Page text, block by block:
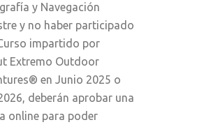
y Navegación
y no haber participado
impartido por
Extremo Outdoor
en Junio 2025 o
deberán aprobar una
online para poder